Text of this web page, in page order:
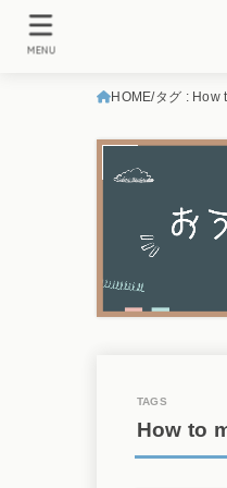
MENU
HOME タグ : How
How to